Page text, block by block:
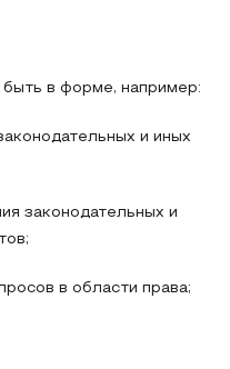
в форме, например:
и иных
законодательных и
в области права;